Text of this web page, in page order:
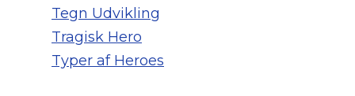
Tegn Udvikling
Tragisk Hero
Typer af Heroes